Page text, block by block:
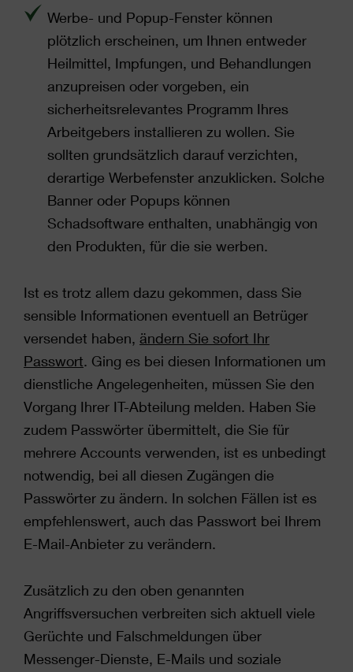
Werbe- und Popup-Fenster können
plötzlich erscheinen, um Ihnen entweder
Heilmittel, Impfungen, und Behandlungen
anzupreisen oder vorgeben, ein
sicherheitsrelevantes Programm Ihres
Arbeitgebers installieren zu wollen. Sie
sollten grundsätzlich darauf verzichten,
derartige Werbefenster anzuklicken. Solche
Banner oder Popups können
Schadsoftware enthalten, unabhängig von
den Produkten, für die sie werben.
Ist es trotz allem dazu gekommen, dass Sie
sensible Informationen eventuell an Betrüger
versendet haben, ändern Sie sofort Ihr
Passwort. Ging es bei diesen Informationen um
dienstliche Angelegenheiten, müssen Sie den
Vorgang Ihrer IT-Abteilung melden. Haben Sie
zudem Passwörter übermittelt, die Sie für
mehrere Accounts verwenden, ist es unbedingt
notwendig, bei all diesen Zugängen die
Passwörter zu ändern. In solchen Fällen ist es
empfehlenswert, auch das Passwort bei Ihrem
E-Mail-Anbieter zu verändern.
Zusätzlich zu den oben genannten
Angriffsversuchen verbreiten sich aktuell viele
Gerüchte und Falschmeldungen über
Messenger-Dienste, E-Mails und soziale